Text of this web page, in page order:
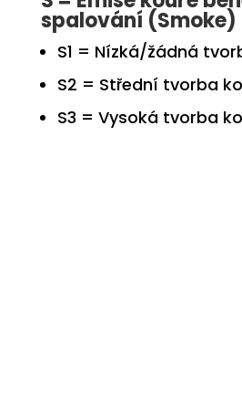
spalování (Smoke)
S1 = Nízká/žádná
S2 = Střední tvorba
S3 = Vysoká tvorba